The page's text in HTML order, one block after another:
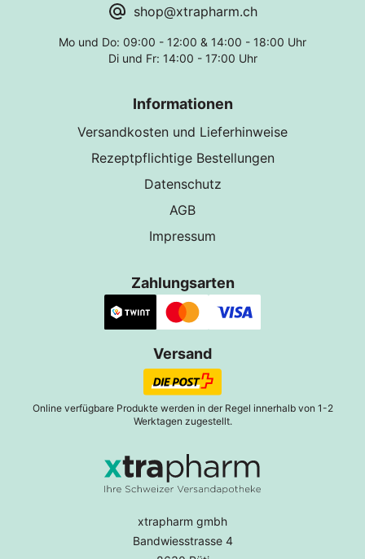
xtrapharm gmbh
Bandwiesstrasse 4
shop@xtrapharm.ch
Mo und Do: 09:00 - 12:00 & 14:00 - 18:00 Uhr
Di und Fr: 14:00 - 17:00 Uhr
Informationen
Versandkosten und Lieferhinweise
Rezeptpflichtige Bestellungen
Datenschutz
AGB
Impressum
Zahlungsarten
Versand
Online verfügbare Produkte werden in der Regel innerhalb von 1-2
Werktagen zugestellt.